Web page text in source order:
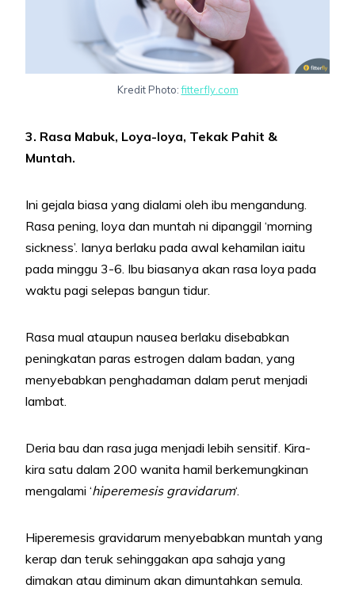
Kredit Photo:fitterfly.com
3. Rasa Mabuk, Loya-loya, Tekak Pahit &
Muntah.
Ini gejala biasa yang dialami oleh ibu mengandung.
Rasa pening, loya dan muntah ni dipanggil ‘morning
sickness’. Ianya berlaku pada awal kehamilan iaitu
pada minggu 3-6. Ibu biasanya akan rasa loya pada
waktu pagi selepas bangun tidur.
Rasa mual ataupun nausea berlaku disebabkan
peningkatan paras estrogen dalam badan, yang
menyebabkan penghadaman dalam perut menjadi
lambat.
Deria bau dan rasa juga menjadi lebih sensitif. Kira-
kira satu dalam 200 wanita hamil berkemungkinan
mengalami ‘hiperemesis gravidarum‘.
Hiperemesis gravidarum menyebabkan muntah yang
kerap dan teruk sehinggakan apa sahaja yang
dimakan atau diminum akan dimuntahkan semula.